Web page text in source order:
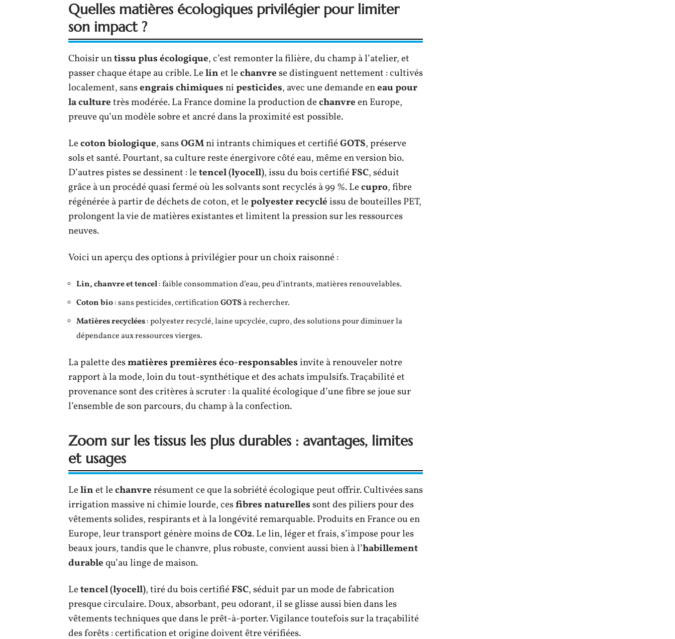
Quelles matières écologiques privilégier pour limiter
son impact ?
Choisir untissu plus écologique, c’est remonter la filière, du champ à l’atelier, et
passer chaque étape au crible. Lelinet lechanvrese distinguent nettement : cultivés
localement, sansengrais chimiquesnipesticides, avec une demande eneau pour
la culturetrès modérée. La France domine la production dechanvreen Europe,
preuve qu’un modèle sobre et ancré dans la proximité est possible.
Lecoton biologique, sansOGMni intrants chimiques et certifiéGOTS, préserve
sols et santé. Pourtant, sa culture reste énergivore côté eau, même en version bio.
D’autres pistes se dessinent : letencel (lyocell), issu du bois certifiéFSC, séduit
grâce à un procédé quasi fermé où les solvants sont recyclés à 99 %. Lecupro, fibre
régénérée à partir de déchets de coton, et lepolyester recycléissu de bouteilles PET,
prolongent la vie de matières existantes et limitent la pression sur les ressources
neuves.
Voici un aperçu des options à privilégier pour un choix raisonné :
Lin, chanvre et tencel: faible consommation d’eau, peu d’intrants, matières renouvelables.
Coton bio: sans pesticides, certificationGOTSà rechercher.
Matières recyclées: polyester recyclé, laine upcyclée, cupro, des solutions pour diminuer la
dépendance aux ressources vierges.
La palette desmatières premières éco-responsablesinvite à renouveler notre
rapport à la mode, loin du tout-synthétique et des achats impulsifs. Traçabilité et
provenance sont des critères à scruter : la qualité écologique d’une fibre se joue sur
l’ensemble de son parcours, du champ à la confection.
Zoom sur les tissus les plus durables : avantages, limites
et usages
Lelinet lechanvrerésument ce que la sobriété écologique peut offrir. Cultivées sans
irrigation massive ni chimie lourde, cesfibres naturellessont des piliers pour des
vêtements solides, respirants et à la longévité remarquable. Produits en France ou en
Europe, leur transport génère moins deCO2. Le lin, léger et frais, s’impose pour les
beaux jours, tandis que le chanvre, plus robuste, convient aussi bien à l’habillement
durablequ’au linge de maison.
Letencel (lyocell), tiré du bois certifiéFSC, séduit par un mode de fabrication
presque circulaire. Doux, absorbant, peu odorant, il se glisse aussi bien dans les
vêtements techniques que dans le prêt-à-porter. Vigilance toutefois sur la traçabilité
des forêts : certification et origine doivent être vérifiées.